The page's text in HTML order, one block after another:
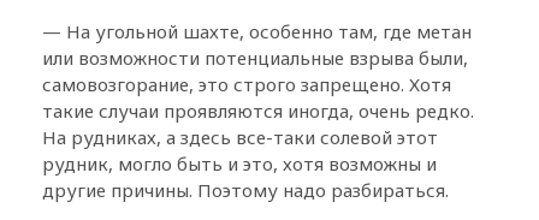
— На угольной шахте, особенно там, где метан
или возможности потенциальные взрыва были,
самовозгорание, это строго запрещено. Хотя
такие случаи проявляются иногда, очень редко.
На рудниках, а здесь все-таки солевой этот
рудник, могло быть и это, хотя возможны и
другие причины. Поэтому надо разбираться.